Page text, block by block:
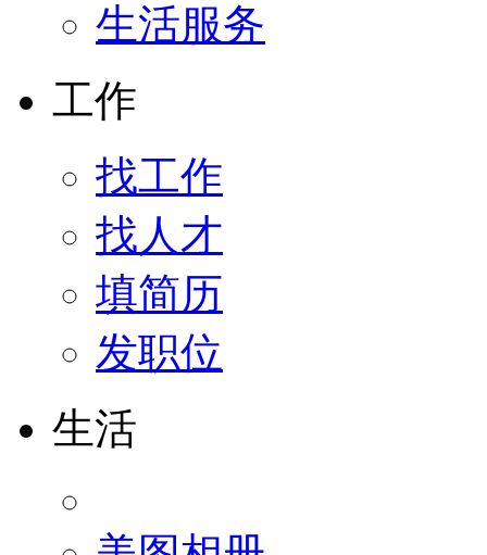
生活服务
工作
找工作
找人才
填简历
发职位
生活